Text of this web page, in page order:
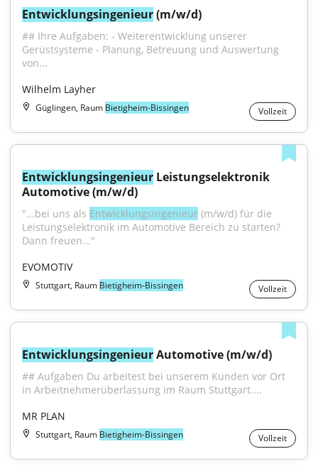
Entwicklungsingenieur (m/w/d)
## Ihre Aufgaben: - Weiterentwicklung unserer
Gerüstsysteme - Planung, Betreuung und Auswertung
von...
Wilhelm Layher
Güglingen, Raum Bietigheim-Bissingen Vollzeit
Entwicklungsingenieur Leistungselektronik
Automotive (m/w/d)
"...bei uns als Entwicklungsingenieur (m/w/d) für die
Leistungselektronik im Automotive Bereich zu starten?
Dann freuen..."
EVOMOTIV
Stuttgart, Raum Bietigheim-Bissingen Vollzeit
Entwicklungsingenieur Automotive (m/w/d)
## Aufgaben Du arbeitest bei unserem Kunden vor Ort
in Arbeitnehmerüberlassung im Raum Stuttgart....
MR PLAN
Stuttgart, Raum Bietigheim-Bissingen Vollzeit